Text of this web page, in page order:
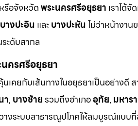
หรือจังหวัดพระนครศรีอยุธยา เราได้
บางปะอิน และบางปะหันไม่ว่าหน้างา
ะดับสากล
ครศรีอยุธยา
คยกับเส้นทางในอยุธยาเป็นอย่างดี
า, บางซ้ายรวมถึงอำเภออุทัย, มหาร
างระบบสาธารณูปโภคให้สมบูรณ์แบบ